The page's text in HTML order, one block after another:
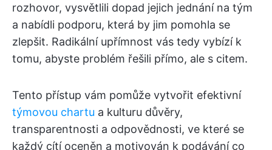
rozhovor, vysvětlili dopad jejich jednání na tým
a nabídli podporu, která by jim pomohla se
zlepšit. Radikální upřímnost vás tedy vybízí k
tomu, abyste problém řešili přímo, ale s citem.
Tento přístup vám pomůže vytvořit efektivní
týmovou chartu a kulturu důvěry,
transparentnosti a odpovědnosti, ve které se
každý cítí oceněn a motivován k podávání co